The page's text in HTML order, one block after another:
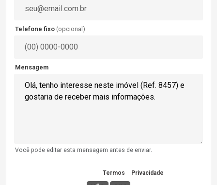
Telefone fixo (opcional)
Mensagem
Você pode editar esta mensagem antes de enviar.
Termos Privacidade